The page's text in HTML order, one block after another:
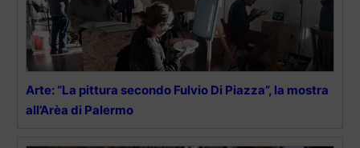
Arte: “La pittura secondo Fulvio Di Piazza”, la mostra
all’Arèa di Palermo